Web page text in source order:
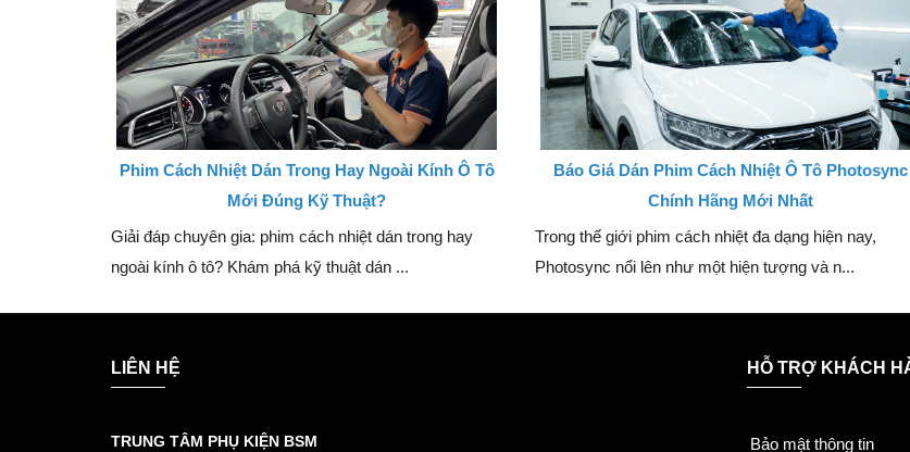
Phim Cách Nhiệt Dán Trong Hay Ngoài Kính Ô Tô
Mới Đúng Kỹ Thuật?
Giải đáp chuyên gia: phim cách nhiệt dán trong hay
ngoài kính ô tô? Khám phá kỹ thuật dán ...
Báo Giá Dán Phim Cách Nhiệt Ô Tô Photosync
Chính Hãng Mới Nhất
Trong thế giới phim cách nhiệt đa dạng hiện nay,
Photosync nổi lên như một hiện tượng và n...
LIÊN HỆ
TRUNG TÂM PHỤ KIỆN BSM
HỖ TRỢ KHÁCH
Bảo mật thông tin